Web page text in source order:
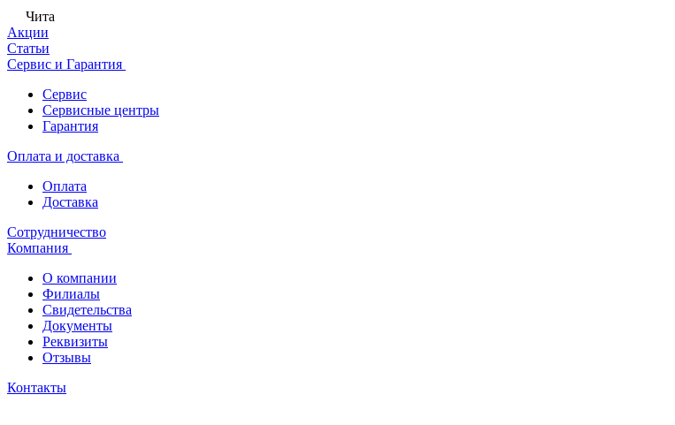
Чита
Акции
Статьи
Сервис и Гарантия
Сервис
Сервисные центры
Гарантия
Оплата и доставка
Оплата
Доставка
Сотрудничество
Компания
О компании
Филиалы
Свидетельства
Документы
Реквизиты
Отзывы
Контакты